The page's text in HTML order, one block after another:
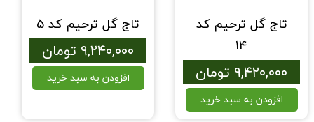
تاج گل ترحیم کد
14
۹,۴۲۰,۰۰۰ تومان
افزودن به سبد خرید
تاج گل ترحیم کد 5
۹,۲۴۰,۰۰۰ تومان
افزودن به سبد خرید